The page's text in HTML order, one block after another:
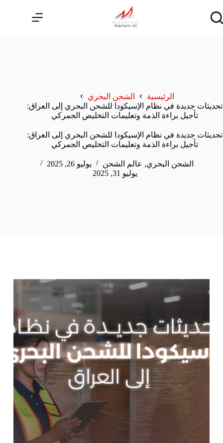
إلى
المحتوى
الرئيسية
الشحن البحري
تحديثات جديدة في نظام الإسيكودا للشحن البحري إلى العراق:
تأجيل براءة الذمة وتعليمات التخليص الجمركي
تحديثات جديدة في نظام الإسيكودا للشحن البحري إلى العراق:
تأجيل براءة الذمة وتعليمات التخليص الجمركي
الشحن البحري, عالم الشحن
يوليو 26, 2025
يوليو 31, 2025